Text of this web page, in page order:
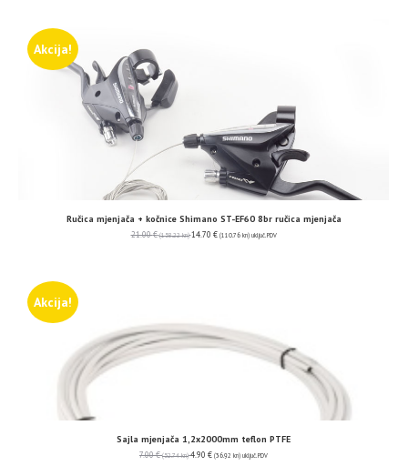
Akcija!
Ručica mjenjača + kočnice Shimano ST-EF60 8br ručica mjenjača
21.00€ (158.22 kn) 14.70 € (110.76 kn) uključ. PDV
Akcija!
Sajla mjenjača 1,2x2000mm teflon PTFE
7.00€ (52.74 kn) 4.90 € (36.92 kn) uključ. PDV